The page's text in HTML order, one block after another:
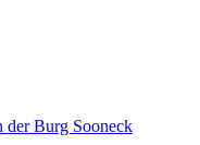
der Burg Sooneck